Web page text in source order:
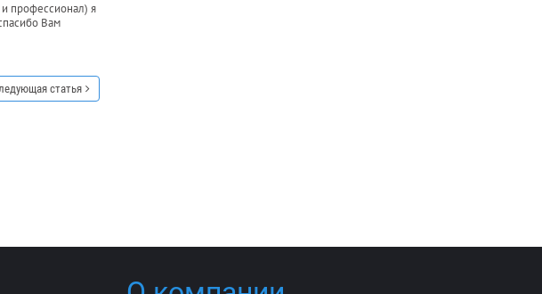
и профессионал) я
Вам
статья